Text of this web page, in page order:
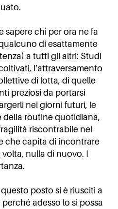
sapere chi per ora ne fa
di esattamente
a tutti gli altri: Studi
l’attraversamento
di lotta, di quelle
preziosi da portarsi
nei giorni futuri, le
della routine quotidiana,
riscontrabile nel
che capita di incontrare
nulla di nuovo. I
posto si è riusciti a
adesso lo si possa